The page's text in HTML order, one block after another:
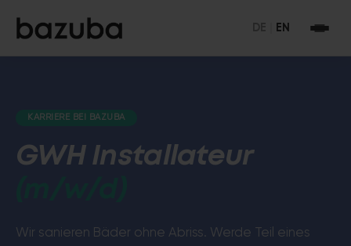
KARRIERE BEI BAZUBA
GWH Installateur
Wir sanieren Bäder ohne Abriss. Werde Teil eines
EN